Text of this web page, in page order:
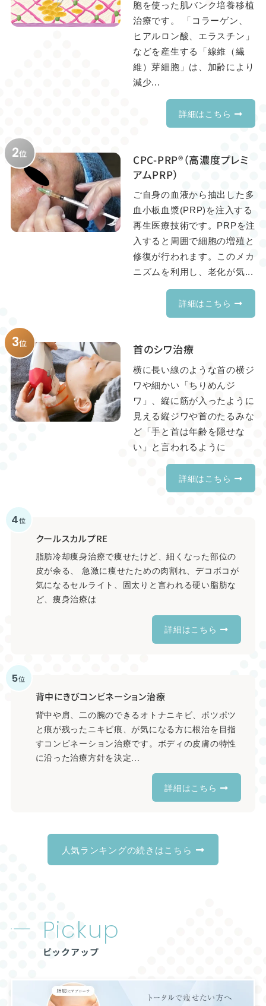
胞を使った肌バンク培養移植
治療です。 「コラーゲン、
ヒアルロン酸、エラスチン」
などを産生する「線維（繊
維）芽細胞」は、加齢により
減少...
詳細はこちら
2位
CPC-PRP®（高濃度プレミ
アムPRP）
ご自身の血液から抽出した多
血小板血漿(PRP)を注入する
再生医療技術です。PRPを注
入すると周囲で細胞の増殖と
修復が行われます。このメカ
ニズムを利用し、老化が気...
詳細はこちら
3位 首のシワ治療
横に長い線のような首の横ジ
ワや細かい「ちりめんジ
ワ」、縦に筋が入ったように
見える縦ジワや首のたるみな
ど「手と首は年齢を隠せな
い」と言われるように
詳細はこちら
4位
クールスカルプRE
脂肪冷却痩身治療で痩せたけど、細くなった部位の
皮が余る、 急激に痩せたための肉割れ、デコボコが
気になるセルライト、固太りと言われる硬い脂肪な
ど、痩身治療は
詳細はこちら
5位
背中にきびコンビネーション治療
背中や肩、二の腕のできるオトナニキビ、ポツポツ
と痕が残ったニキビ痕、が気になる方に根治を目指
すコンビネーション治療です。ボディの皮膚の特性
に沿った治療方針を決定...
詳細はこちら
人気ランキングの続きはこちら
Pickup
ピックアップ